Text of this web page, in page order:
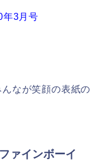
年3月号
なが笑顔の表紙の
ァインボーイ